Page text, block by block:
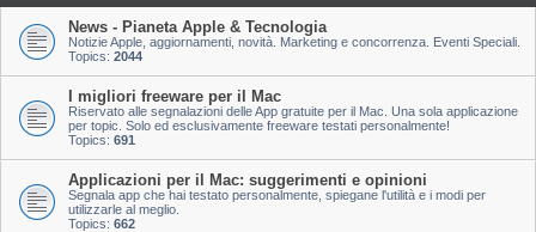
News - Pianeta Apple & Tecnologia
Notizie Apple, aggiornamenti, novità. Marketing e concorrenza. Eventi Speciali.
Topics: 2044
I migliori freeware per il Mac
Riservato alle segnalazioni delle App gratuite per il Mac. Una sola applicazione
per topic. Solo ed esclusivamente freeware testati personalmente!
Topics: 691
Applicazioni per il Mac: suggerimenti e opinioni
Segnala app che hai testato personalmente, spiegane l'utilità e i modi per
utilizzarle al meglio.
Topics: 662